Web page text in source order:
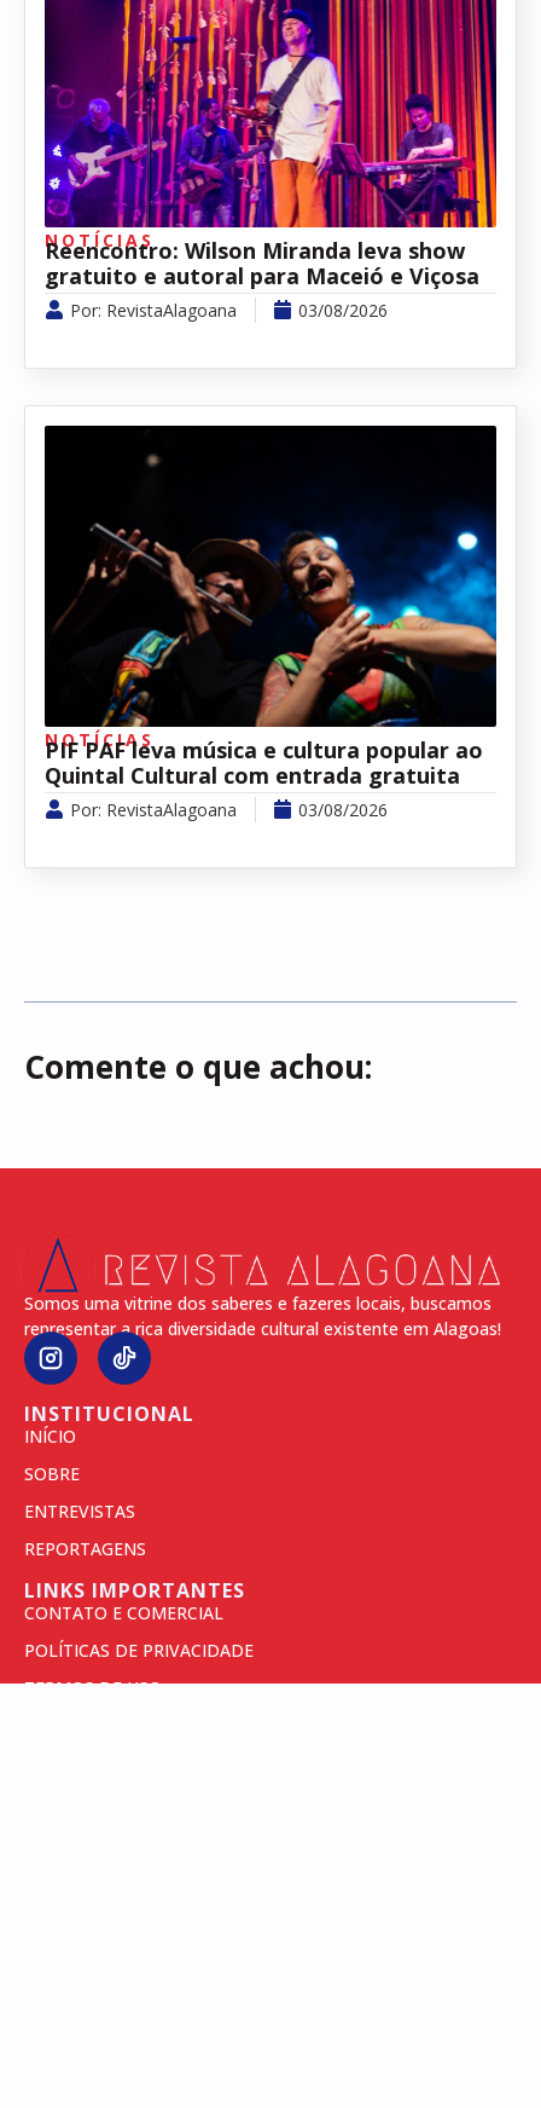
NOTÍCIAS
Reencontro: Wilson Miranda leva show
gratuito e autoral para Maceió e Viçosa
Por: RevistaAlagoana 03/08/2026
NOTÍCIAS
PIF PAF leva música e cultura popular ao
Quintal Cultural com entrada gratuita
Por: RevistaAlagoana 03/08/2026
Comente o que achou:
Somos uma vitrine dos saberes e fazeres locais, buscamos
representar a rica diversidade cultural existente em Alagoas!
INSTITUCIONAL
INÍCIO
SOBRE
ENTREVISTAS
REPORTAGENS
LINKS IMPORTANTES
CONTATO E COMERCIAL
POLÍTICAS DE PRIVACIDADE
TERMOS DE USO